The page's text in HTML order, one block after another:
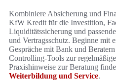
Kombiniere Absicherung und
KfW Kredit für die Investition,
Liquiditätssicherung und
und Vertragsschutz. Beginne mit
Gespräche mit Bank und
Controlling-Tools zur
Praxishinweise zur Beratung
Weiterbildung und Service.